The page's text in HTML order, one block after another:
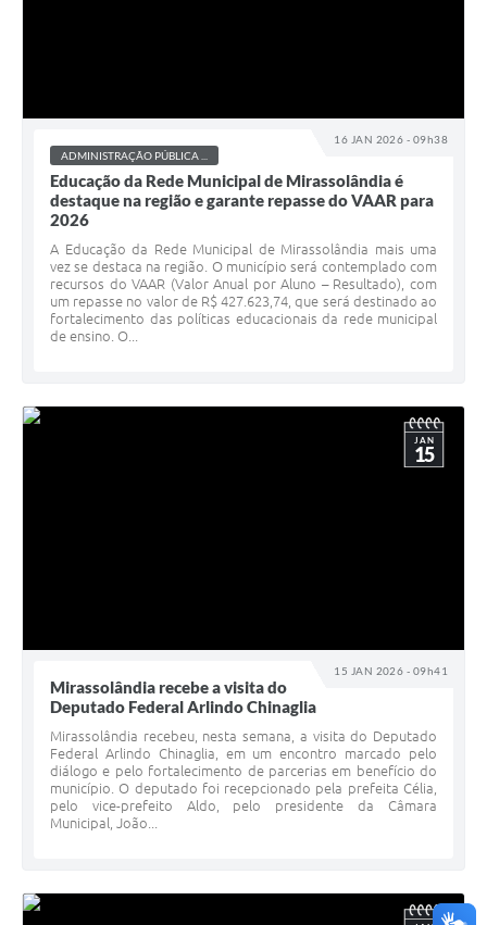
16 JAN 2026 - 09h38
ADMINISTRAÇÃO PÚBLICA ...
Educação da Rede Municipal de Mirassolândia é
destaque na região e garante repasse do VAAR para
2026
A Educação da Rede Municipal de Mirassolândia mais uma
vez se destaca na região. O município será contemplado com
recursos do VAAR (Valor Anual por Aluno – Resultado), com
um repasse no valor de R$ 427.623,74, que será destinado ao
fortalecimento das políticas educacionais da rede municipal
de ensino. O...
15 JAN 2026 - 09h41
JAN
15
Mirassolândia recebe a visita do
Deputado Federal Arlindo Chinaglia
Mirassolândia recebeu, nesta semana, a visita do Deputado
Federal Arlindo Chinaglia, em um encontro marcado pelo
diálogo e pelo fortalecimento de parcerias em benefício do
município. O deputado foi recepcionado pela prefeita Célia,
pelo vice-prefeito Aldo, pelo presidente da Câmara
Municipal, João...